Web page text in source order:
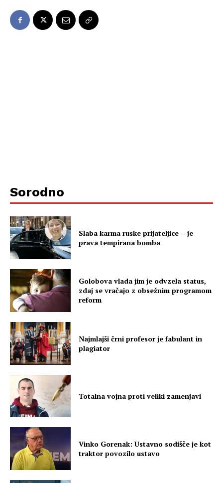
Sorodno
Slaba karma ruske prijateljice – je
prava tempirana bomba
Golobova vlada jim je odvzela status,
zdaj se vračajo z obsežnim programom
reform
Najmlajši črni profesor je fabulant in
plagiator
Totalna vojna proti veliki zamenjavi
Vinko Gorenak: Ustavno sodišče je kot
traktor povozilo ustavo